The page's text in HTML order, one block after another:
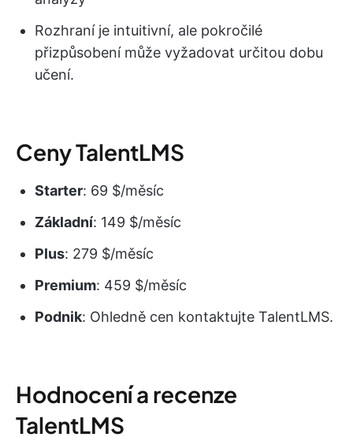
Rozhraní je intuitivní, ale pokročilé
přizpůsobení může vyžadovat určitou dobu
učení.
Ceny TalentLMS
Starter: 69 $/měsíc
Základní: 149 $/měsíc
Plus: 279 $/měsíc
Premium: 459 $/měsíc
Podnik: Ohledně cen kontaktujte TalentLMS.
Hodnocení a recenze
TalentLMS